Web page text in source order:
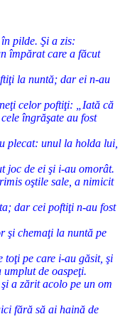
pilde. Şi a zis:
împărat care a făcut
la nuntă; dar ei n-au
celor poftiţi: „Iată că
îngrăşate au fost
plecat: unul la holda lui,
joc de ei şi i-au omorât.
oştile sale, a nimicit
dar cei poftiţi n-au fost
şi chemaţi la nuntă pe
toţi pe care i-au găsit, şi
de oaspeţi.
a zărit acolo pe un om
fără să ai haină de